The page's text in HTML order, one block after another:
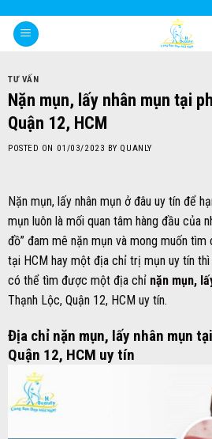
content
TƯ VẤN
Nặn mụn, lấy nhân mụn tại
Quận 12, HCM
POSTED ON 01/03/2023 BY QUANLY
Nặn mụn, lấy nhân mụn ở đâu uy tín để
mụn luôn là mối quan tâm hàng đầu của
đồ” đam mê nặn mụn và mong muốn tìm
tại HCM hay một địa chỉ trị mụn uy tín
có thể tìm được một địa chỉ nặn mụn,
Thạnh Lộc, Quận 12, HCM uy tín.
Địa chỉ nặn mụn, lấy nhân mụn
Quận 12, HCM uy tín